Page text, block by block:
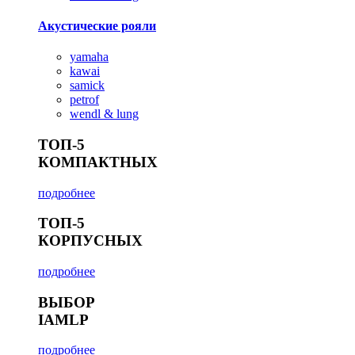
Акустические рояли
yamaha
kawai
samick
petrof
wendl & lung
ТОП-5
КОМПАКТНЫХ
подробнее
ТОП-5
КОРПУСНЫХ
подробнее
ВЫБОР
IAMLP
подробнее